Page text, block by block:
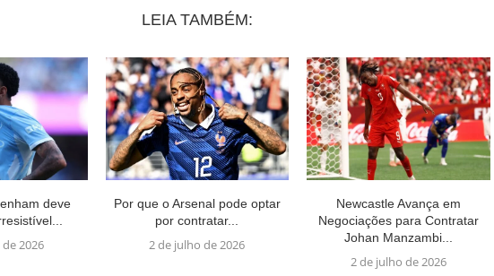
LEIA TAMBÉM:
deve
2026
Por que o Arsenal pode optar
por contratar...
2 de julho de 2026
Newcastle Avança em
Negociações para Contratar
Johan Manzambi...
2 de julho de 2026